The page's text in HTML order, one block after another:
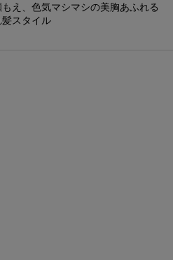
もえ、色気マシマシの美胸あふれる
スタイル